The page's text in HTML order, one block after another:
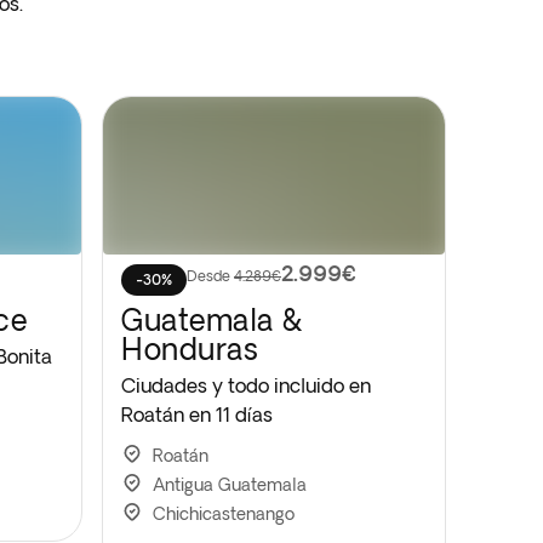
-30% Desde 4.289€2.999€
Guatemala &
Honduras
Ciudades y todo incluido en
Roatán en 11 días
Roatán
Antigua Guatemala
Chichicastenango